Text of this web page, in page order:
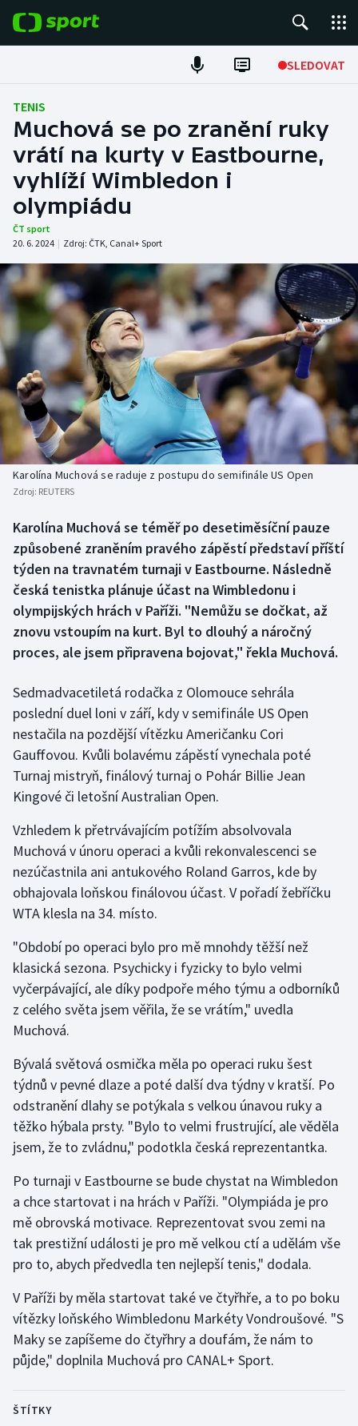
SLEDOVAT
Fotbal
Hokej
Tenis
Atletika
DALŠÍ SPORTY
Americký fotbal
Baseball a softbal
Basketbal
Biatlon
Boby a skeleton
Box
Curling
Florbal
Golf
Gymnastika
Házená
Jezdectví
Judo
Krasobruslení
Lezení
Lyže a snowboard
Moderní pětiboj
Motorsport
Olympijské hry
Parasport
Plavání
Plážový volejbal
Ragby
Rychlobruslení
Rychlostní kanoistika
Short track
Sportovní střelba
NEPŘEHLÉDNĚTE
Soutěže
Historické návraty
Aplikace ČT sport
AZ kvíz
TENIS
Muchová se po zranění ruky
vrátí na kurty v Eastbourne,
vyhlíží Wimbledon i
olympiádu
ČT sport
20. 6. 2024 | Zdroj: ČTK, Canal+ Sport
Karolína Muchová se raduje z postupu do semifinále US Open
Zdroj: REUTERS
Karolína Muchová se téměř po desetiměsíční pauze
způsobené zraněním pravého zápěstí představí příští
týden na travnatém turnaji v Eastbourne. Následně
česká tenistka plánuje účast na Wimbledonu i
olympijských hrách v Paříži. "Nemůžu se dočkat, až
znovu vstoupím na kurt. Byl to dlouhý a náročný
proces, ale jsem připravena bojovat," řekla Muchová.
Sedmadvacetiletá rodačka z Olomouce sehrála
poslední duel loni v září, kdy v semifinále US Open
nestačila na pozdější vítězku Američanku Cori
Gauffovou. Kvůli bolavému zápěstí vynechala poté
Turnaj mistryň, finálový turnaj o Pohár Billie Jean
Kingové či letošní Australian Open.
Vzhledem k přetrvávajícím potížím absolvovala
Muchová v únoru operaci a kvůli rekonvalescenci se
nezúčastnila ani antukového Roland Garros, kde by
obhajovala loňskou finálovou účast. V pořadí žebříčku
WTA klesla na 34. místo.
"Období po operaci bylo pro mě mnohdy těžší než
klasická sezona. Psychicky i fyzicky to bylo velmi
vyčerpávající, ale díky podpoře mého týmu a odborníků
z celého světa jsem věřila, že se vrátím," uvedla
Muchová.
Bývalá světová osmička měla po operaci ruku šest
týdnů v pevné dlaze a poté další dva týdny v kratší. Po
odstranění dlahy se potýkala s velkou únavou ruky a
těžko hýbala prsty. "Bylo to velmi frustrující, ale věděla
jsem, že to zvládnu," podotkla česká reprezentantka.
Po turnaji v Eastbourne se bude chystat na Wimbledon
a chce startovat i na hrách v Paříži. "Olympiáda je pro
mě obrovská motivace. Reprezentovat svou zemi na
tak prestižní události je pro mě velkou ctí a udělám vše
pro to, abych předvedla ten nejlepší tenis," dodala.
V Paříži by měla startovat také ve čtyřhře, a to po boku
vítězky loňského Wimbledonu Markéty Vondroušové. "S
Maky se zapíšeme do čtyřhry a doufám, že nám to
půjde," doplnila Muchová pro CANAL+ Sport.
ŠTÍTKY